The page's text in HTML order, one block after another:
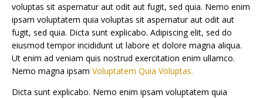
voluptas sit aspernatur aut odit aut fugit, sed quia. Nemo enim
ipsam voluptatem quia voluptas sit aspernatur aut odit aut
fugit, sed quia. Dicta sunt explicabo. Adipiscing elit, sed do
eiusmod tempor incididunt ut labore et dolore magna aliqua.
Ut enim ad veniam quis nostrud exercitation enim ullamco.
Nemo magna ipsam Voluptatem Quia Voluptas.
Dicta sunt explicabo. Nemo enim ipsam voluptatem quia